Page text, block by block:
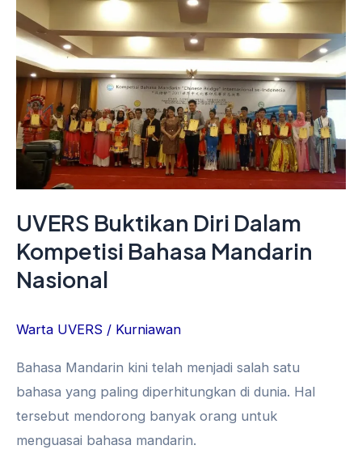
UVERS Buktikan Diri Dalam
Kompetisi Bahasa Mandarin
Nasional
Warta UVERS / Kurniawan
Bahasa Mandarin kini telah menjadi salah satu
bahasa yang paling diperhitungkan di dunia. Hal
tersebut mendorong banyak orang untuk
menguasai bahasa mandarin.
Dalam
Kompetisi
Bahasa
Mandarin
Nasional